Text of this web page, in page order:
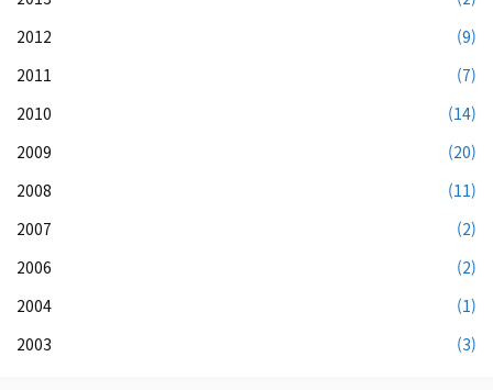
2012
(9)
2011
(7)
2010
(14)
2009
(20)
2008
(11)
2007
(2)
2006
(2)
2004
(1)
2003
(3)